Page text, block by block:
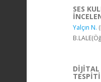
SES
Yalçın N.
DİJİTAL